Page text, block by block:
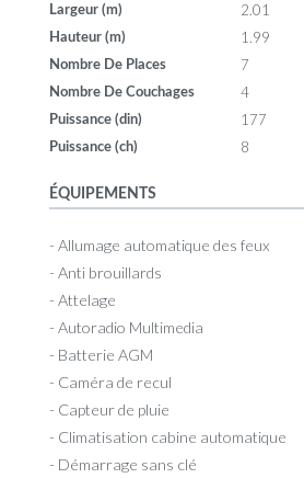
Largeur (m) 2.01
Hauteur (m) 1.99
Nombre De Places 7
Nombre De Couchages 4
Puissance (din) 177
Puissance (ch) 8
ÉQUIPEMENTS
- Allumage automatique des feux
- Anti brouillards
- Attelage
- Autoradio Multimedia
- Batterie AGM
- Caméra de recul
- Capteur de pluie
- Climatisation cabine automatique
- Démarrage sans clé